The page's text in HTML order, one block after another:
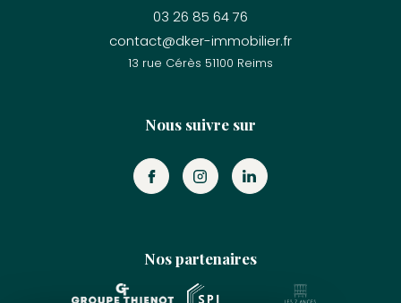
03 26 85 64 76
contact@dker-immobilier.fr
13 rue Cérès 51100 reims
Nous suivre sur
Nos partenaires